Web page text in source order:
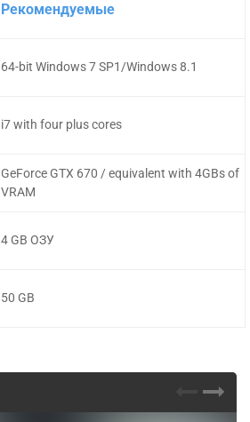
Рекомендуемые
64-bit Windows 7 SP1/Windows 8.1
i7 with four plus cores
GeForce GTX 670 / equivalent with 4GBs of
VRAM
4 GB ОЗУ
50 GB